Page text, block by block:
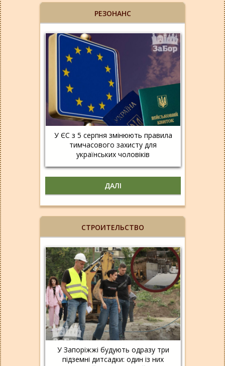
РЕЗОНАНС
У ЄС з 5 серпня змінюють правила
тимчасового захисту для
українських чоловіків
ДАЛІ
СТРОИТЕЛЬСТВО
У Запоріжжі будують одразу три
підземні дитсадки: один із них